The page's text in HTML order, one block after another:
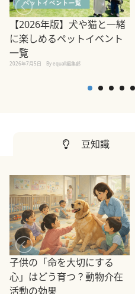
【2026年版】犬や猫と一緒
に楽しめるペットイベント
一覧
2026年7月5日 By equall編集部
豆知識
子供の「命を大切にする
心」はどう育つ？動物介在
活動の効果